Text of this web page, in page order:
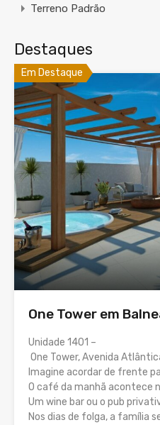
Terreno Padrão
Destaques
Em Destaque
One Tower em
Unidade 1401 –
One Tower, Avenida
Imagine acordar de frente
O café da manhã acontece
Um wine bar ou o pub
Nos dias de folga, a família